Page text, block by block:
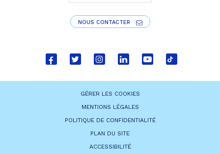
Lien
Facebook
Lien
Twitter
Lien
Instagram
Lien
Linkedin
Lien
Lien
NOUS CONTACTER
GÉRER LES COOKIES
MENTIONS LÉGALES
POLITIQUE DE CONFIDENTIALITÉ
PLAN DU SITE
ACCESSIBILITÉ